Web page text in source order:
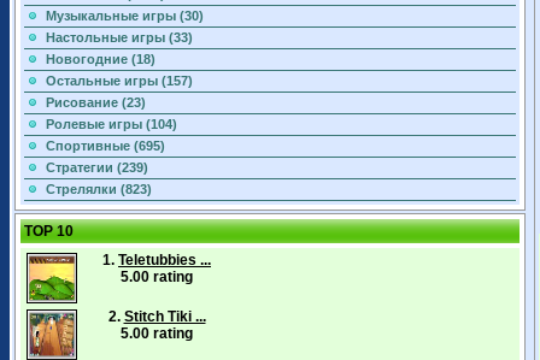
Музыкальные игры (30)
Настольные игры (33)
Новогодние (18)
Остальные игры (157)
Рисование (23)
Ролевые игры (104)
Спортивные (695)
Стратегии (239)
Стрелялки (823)
TOP 10
1. Teletubbies ...
5.00 rating
2. Stitch Tiki ...
5.00 rating